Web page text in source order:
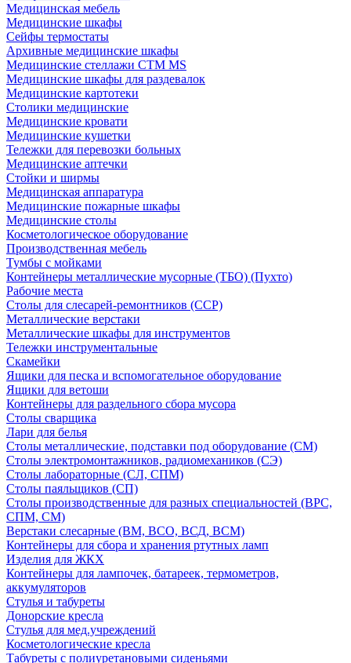
Медицинская мебель
Медицинские шкафы
Сейфы термостаты
Архивные медицинские шкафы
Медицинские стеллажи CTM MS
Медицинские шкафы для раздевалок
Медицинские картотеки
Столики медицинские
Медицинские кровати
Медицинские кушетки
Тележки для перевозки больных
Медицинские аптечки
Стойки и ширмы
Медицинская аппаратура
Медицинские пожарные шкафы
Медицинские столы
Косметологическое оборудование
Производственная мебель
Тумбы с мойками
Контейнеры металлические мусорные (ТБО) (Пухто)
Рабочие места
Столы для слесарей-ремонтников (ССР)
Металлические верстаки
Металлические шкафы для инструментов
Тележки инструментальные
Скамейки
Ящики для песка и вспомогательное оборудование
Ящики для ветоши
Контейнеры для раздельного сбора мусора
Столы сварщика
Лари для белья
Столы металлические, подставки под оборудование (СМ)
Столы электромонтажников, радиомехаников (СЭ)
Столы лабораторные (СЛ, СПМ)
Столы паяльщиков (СП)
Столы производственные для разных специальностей (ВРС,
СПМ, СМ)
Верстаки слесарные (ВМ, ВСО, ВСД, ВСМ)
Контейнеры для сбора и хранения ртутных ламп
Изделия для ЖКХ
Контейнеры для лампочек, батареек, термометров,
аккумуляторов
Стулья и табуреты
Донорские кресла
Стулья для мед.учреждений
Косметологические кресла
Табуреты с полиуретановыми сиденьями